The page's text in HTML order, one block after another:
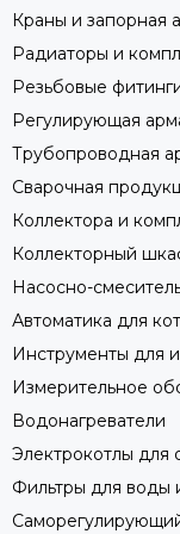
Краны и запорная
Радиаторы и
Резьбовые
Регулирующая
Трубопроводная
Сварочная
Коллектора и
Коллекторный
Насосно-
Автоматика для
Инструменты для
Измерительное
Водонагреватели
Электрокотлы для
Фильтры для воды